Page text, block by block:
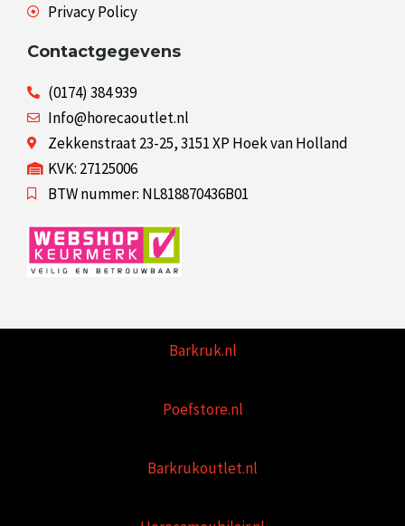
Privacy Policy
Contactgegevens
(0174) 384 939
Info@horecaoutlet.nl
Zekkenstraat 23-25, 3151 XP Hoek van Holland
KVK: 27125006
BTW nummer: NL818870436B01
Barkruk.nl
Poefstore.nl
Barkrukoutlet.nl